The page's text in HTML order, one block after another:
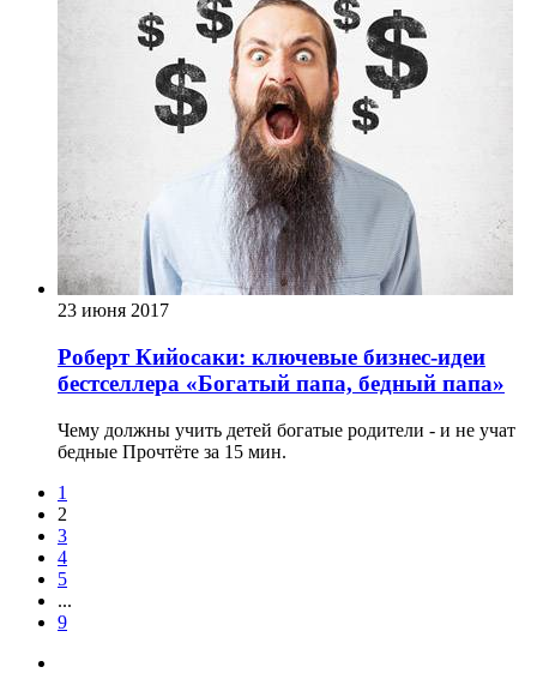
23 июня 2017
Роберт Кийосаки: ключевые бизнес-идеи
бестселлера «Богатый папа, бедный папа»
Чему должны учить детей богатые родители - и не учат
бедные Прочтёте за 15 мин.
1
2
3
4
5
...
9